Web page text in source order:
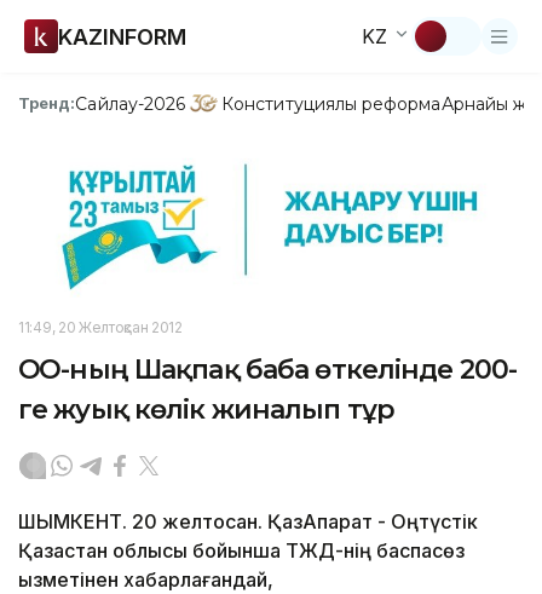
KAZINFORM KZ
Тренд:Сайлау-2026 Конституциялық реформаАрнайы
11:49, 20 Желтоқсан 2012
ОҚО-ның Шақпақ баба өткелінде 200-
ге жуық көлік жиналып тұр
ШЫМКЕНТ. 20 желтоқсан. ҚазАқпарат - Оңтүстік
Қазақстан облысы бойынша ТЖД-нің баспасөз
қызметінен хабарлағандай,